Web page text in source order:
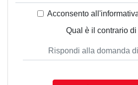
Acconsento
Qual è il contrario